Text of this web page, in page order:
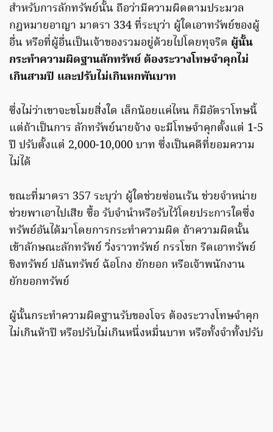
สำหรับการลักทรัพย์นั้น ถือว่ามีความผิดตามประมวล
กฎหมายอาญา มาตรา 334 ที่ระบุว่า ผู้ใดเอาทรัพย์ของผู้
อื่น หรือที่ผู้อื่นเป็นเจ้าของรวมอยู่ด้วยไปโดยทุจริต ผู้นั้น
กระทำความผิดฐานลักทรัพย์ ต้องระวางโทษจำคุกไม่
เกินสามปี และปรับไม่เกินหกพันบาท
ซึ่งไม่ว่าเขาจะขโมยสิ่งใด เล็กน้อยแค่ไหน ก็มีอัตราโทษนี้
แต่ถ้าเป็นการ ลักทรัพย์นายจ้าง จะมีโทษจำคุกตั้งแต่ 1-5
ปี ปรับตั้งแต่ 2,000-10,000 บาท ซึ่งเป็นคดีที่ยอมความ
ไม่ได้
ขณะที่มาตรา 357 ระบุว่า ผู้ใดช่วยซ่อนเร้น ช่วยจำหน่าย
ช่วยพาเอาไปเสีย ซื้อ รับจำนำหรือรับไว้โดยประการใดซึ่ง
ทรัพย์อันได้มาโดยการกระทำความผิด ถ้าความผิดนั้น
เข้าลักษณะลักทรัพย์ วิ่งราวทรัพย์ กรรโชก รีดเอาทรัพย์
ชิงทรัพย์ ปล้นทรัพย์ ฉ้อโกง ยักยอก หรือเจ้าพนักงาน
ยักยอกทรัพย์
ผู้นั้นกระทำความผิดฐานรับของโจร ต้องระวางโทษจำคุก
ไม่เกินห้าปี หรือปรับไม่เกินหนึ่งหมื่นบาท หรือทั้งจำทั้งปรับ